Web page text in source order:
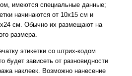
имеются специальные данные;
начинаются от 10х15 см и
см. Обычно их размещают на
размера.
этикетки со штрих-кодом
будет зависеть от разновидности
наклеек. Возможно нанесение